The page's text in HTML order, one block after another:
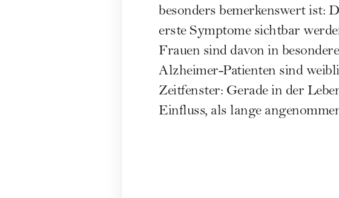
besonders bemerkenswert ist:
erste Symptome sichtbar
Frauen sind davon in
Alzheimer-Patienten sind
Zeitfenster: Gerade in der
Einfluss, als lange